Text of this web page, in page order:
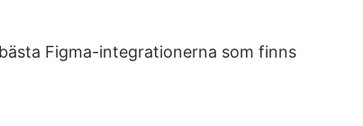
Figma-integrationerna som finns